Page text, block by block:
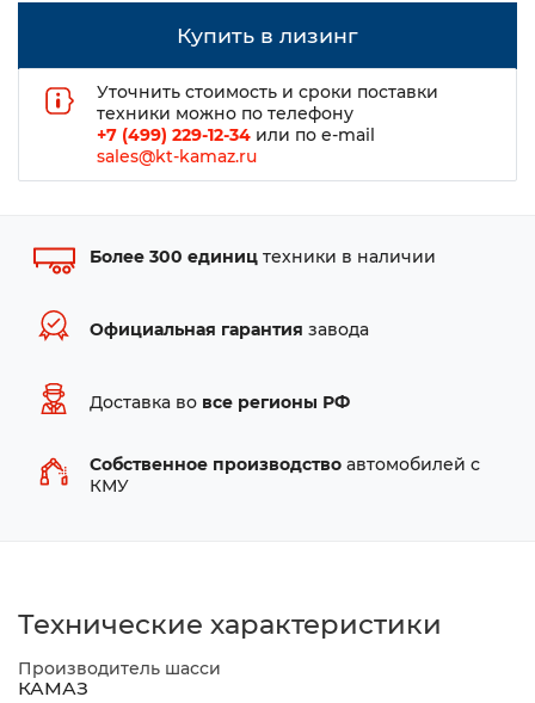
Купить в лизинг
Уточнить стоимость и сроки поставки
техники можно по телефону
+7 (499) 229-12-34 или по e-mail
sales@kt-kamaz.ru
Более 300 единиц техники в наличии
Официальная гарантия завода
Доставка во все регионы РФ
Собственное производство автомобилей с
КМУ
Технические характеристики
Производитель шасси
КАМАЗ